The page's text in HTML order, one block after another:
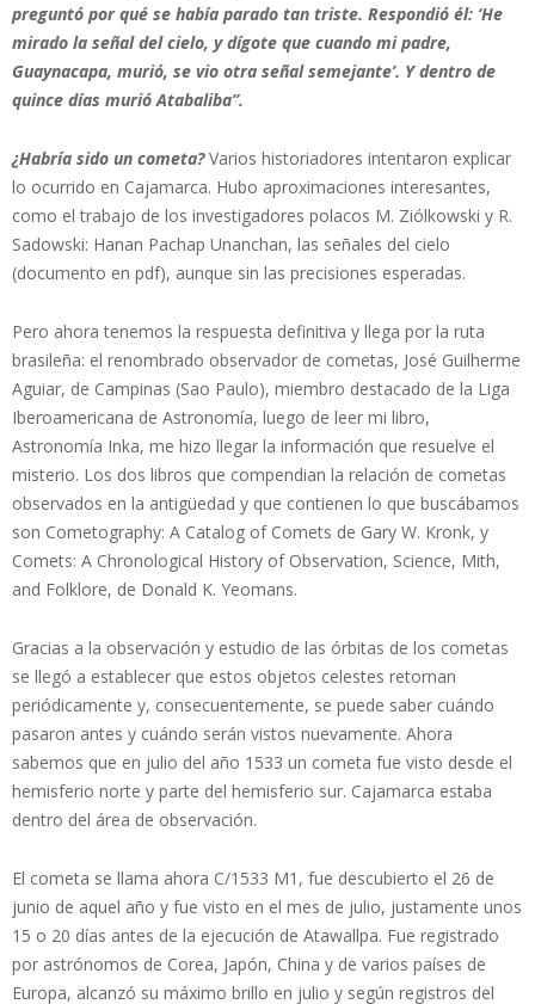
preguntó por qué se había parado tan triste. Respondió él: ‘He
mirado la señal del cielo, y dígote que cuando mi padre,
Guaynacapa, murió, se vio otra señal semejante’. Y dentro de
quince días murió Atabaliba”.
¿Habría sido un cometa?Varios historiadores intentaron explicar
lo ocurrido en Cajamarca. Hubo aproximaciones interesantes,
como el trabajo de los investigadores polacos M. Ziólkowski y R.
Sadowski: Hanan Pachap Unanchan, las señales del cielo
(documento en pdf), aunque sin las precisiones esperadas.
Pero ahora tenemos la respuesta definitiva y llega por la ruta
brasileña: el renombrado observador de cometas, José Guilherme
Aguiar, de Campinas (Sao Paulo), miembro destacado de la Liga
Iberoamericana de Astronomía, luego de leer mi libro,
Astronomía Inka, me hizo llegar la información que resuelve el
misterio. Los dos libros que compendian la relación de cometas
observados en la antigüedad y que contienen lo que buscábamos
son Cometography: A Catalog of Comets de Gary W. Kronk, y
Comets: A Chronological History of Observation, Science, Mith,
and Folklore, de Donald K. Yeomans.
Gracias a la observación y estudio de las órbitas de los cometas
se llegó a establecer que estos objetos celestes retornan
periódicamente y, consecuentemente, se puede saber cuándo
pasaron antes y cuándo serán vistos nuevamente. Ahora
sabemos que en julio del año 1533 un cometa fue visto desde el
hemisferio norte y parte del hemisferio sur. Cajamarca estaba
dentro del área de observación.
El cometa se llama ahora C/1533 M1, fue descubierto el 26 de
junio de aquel año y fue visto en el mes de julio, justamente unos
15 o 20 días antes de la ejecución de Atawallpa. Fue registrado
por astrónomos de Corea, Japón, China y de varios países de
Europa, alcanzó su máximo brillo en julio y según registros del